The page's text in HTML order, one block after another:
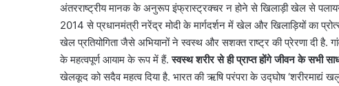
अंतरराष्ट्रीय मानक के अनुरूप इंफ्रास्ट्रक्चर न होने से खिलाड़ी खेल से
2014 से प्रधानमंत्री नरेंद्र मोदी के मार्गदर्शन में खेल और खिलाड़ियों का
खेल प्रतियोगिता जैसे अभियानों ने स्वस्थ और सशक्त राष्ट्र की प्रेरणा दी है.
के महत्वपूर्ण आयाम के रूप में हैं.स्वस्थ शरीर से ही प्राप्त होंगे जीवन के सभी
खेलकूद को सदैव महत्व दिया है. भारत की ऋषि परंपरा के उद्घोष ‘शरीरमाद्यं